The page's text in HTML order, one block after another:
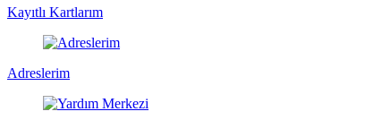
Kayıtlı Kartlarım
Adreslerim